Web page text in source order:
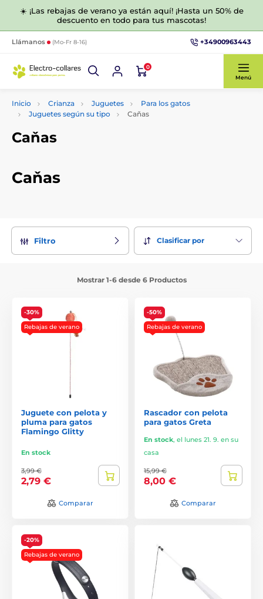
☀️ ¡Las rebajas de verano ya están aquí! ¡Hasta un 50% de
descuento en todo para tus mascotas!
Llámanos (Mo-Fr 8-16) +34900963443
0
Menú
Inicio Crianza Juguetes
Para los gatos
Juguetes según su tipo
Caňas
Caňas
Caňas
Filtro Clasificar por
Mostrar 1-6 desde 6 Productos
-30%
Rebajas de verano
Juguete con pelota y
pluma para gatos
Flamingo Glitty
En stock
3,99 €
2,79 €
Comparar
-50%
Rebajas de verano
Rascador con pelota
para gatos Greta
En stock, el lunes 21. 9. en su
casa
15,99 €
8,00 €
Comparar
-20%
Rebajas de verano